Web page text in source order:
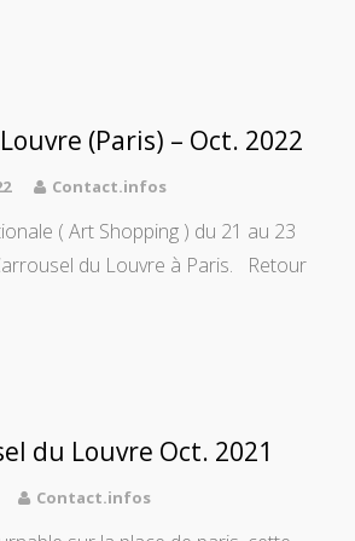
(Paris) – Oct. 2022
Contact.infos
( Art Shopping ) du 21 au 23
du Louvre à Paris. Retour
du Louvre Oct. 2021
Contact.infos